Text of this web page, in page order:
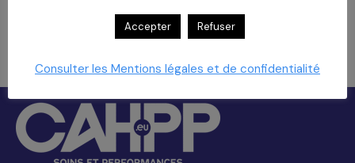
ADHERENTS@CAHPP.FR
Accepter Refuser
Consulter les Mentions légales et de confidentialité